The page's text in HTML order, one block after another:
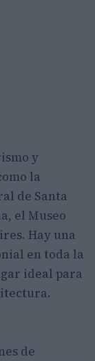
y
la
de Santa
el Museo
Hay una
en toda la
ideal para
de